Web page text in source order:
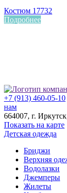
Костюм 17732
Подробнее
+7 (913) 460-05-10
нам
664007, г. Иркутск
Показать на карте
Детская одежда
Бриджи
Верхняя
Водолазки
Джемперы
Жилеты